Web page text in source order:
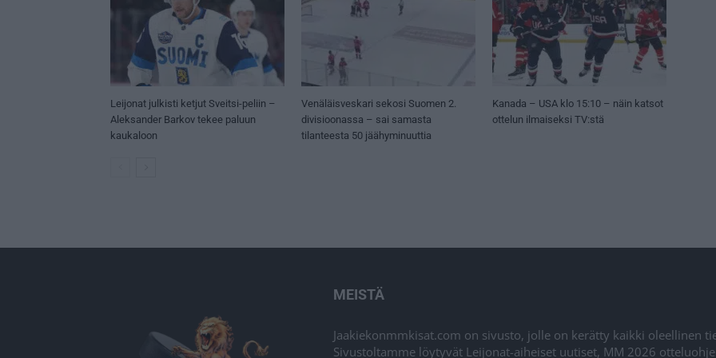
Leijonat julkisti ketjut Sveitsi-peliin –
Aleksander Barkov tekee paluun
kaukaloon
Venäläisveskari sekosi Suomen 2.
divisioonassa – sai samasta
tilanteesta 50 jäähyminuuttia
Kanada – USA klo 15:10 – näin katsot
ottelun ilmaiseksi TV:stä
MEISTÄ
Jaakiekonmmkisat.com on sivusto, jolle on kerätty kaikki oleellinen
Sivustoltamme löytyvät Leijonat-aiheiset uutiset, MM 2026